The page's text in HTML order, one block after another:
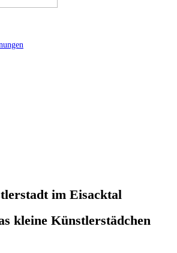
im Eisacktal
kleine Künstlerstädchen